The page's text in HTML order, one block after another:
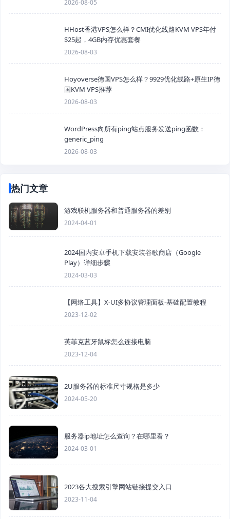
2026-08-05
HHost香港VPS怎么样？CMI优化线路KVM VPS年付
$25起，4GB内存优惠套餐
2026-08-03
Hoyoverse德国VPS怎么样？9929优化线路+原生IP德
国KVM VPS推荐
2026-08-03
WordPress向所有ping站点服务发送ping函数：
generic_ping
2026-08-03
热门文章
游戏联机服务器和普通服务器的差别
2024-04-01
2024国内安卓手机下载安装谷歌商店（Google
Play）详细步骤
2024-03-03
【网络工具】X-UI多协议管理面板-基础配置教程
2023-12-02
英菲克蓝牙鼠标怎么连接电脑
2023-12-04
2U服务器的标准尺寸规格是多少
2024-05-20
服务器ip地址怎么查询？在哪里看？
2024-03-01
2023各大搜索引擎网站链接提交入口
2023-11-04